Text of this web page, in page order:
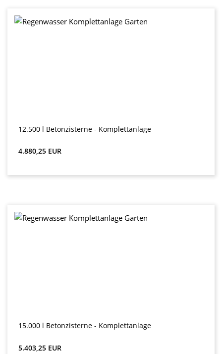
12.500 l Betonzisterne - Komplettanlage
Preț obișnuit:
4.880,25 EUR
15.000 l Betonzisterne - Komplettanlage
Preț obișnuit:
5.403,25 EUR